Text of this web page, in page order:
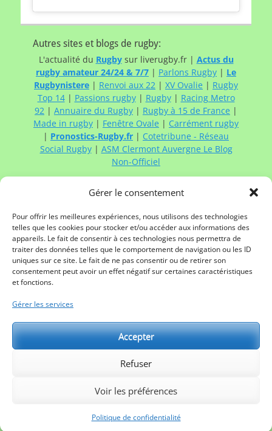
Gérer le consentement
Pour offrir les meilleures expériences, nous utilisons des technologies
telles que les cookies pour stocker et/ou accéder aux informations des
appareils. Le fait de consentir à ces technologies nous permettra de
traiter des données telles que le comportement de navigation ou les ID
uniques sur ce site. Le fait de ne pas consentir ou de retirer son
consentement peut avoir un effet négatif sur certaines caractéristiques
et fonctions.
Gérer les services
Accepter
Refuser
Voir les préférences
Politique de confidentialité
Autres sites et blogs de rugby:
L'actualité du Rugbysur liverugby.fr | Actus du
rugby amateur 24/24 & 7/7 | Parlons Rugby | Le
Rugbynistere | Renvoi aux 22 | XV Ovalie | Rugby
Top 14| Passions rugby| Rugby| Racing Metro
92 | Annuaire du Rugby | Rugby à 15 de France |
Made in rugby | Fenêtre Ovale | Carrément rugby
| Pronostics-Rugby.fr | Cotetribune - Réseau
Social Rugby| ASM Clermont Auvergne Le Blog
Non-Officiel
ContactezRugby à XV de Francevia :
Mail
Twitter
Facebook
Linkedin
Mentions légales
Themes